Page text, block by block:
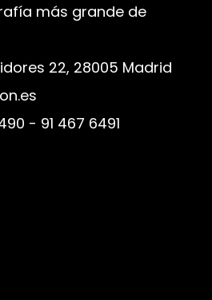
más grande de
22, 28005 Madrid
- 91 467 6491